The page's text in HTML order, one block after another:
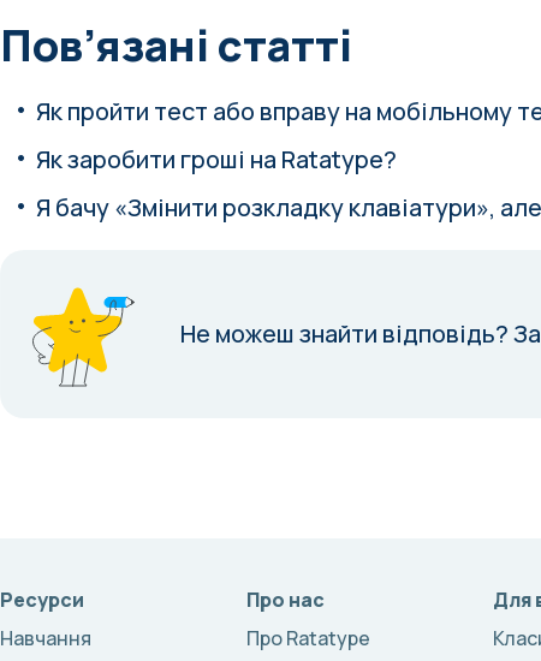
Пов’язані статті
Як пройти тест або вправу на мобільному
Як заробити гроші на Ratatype?
Я бачу «Змінити розкладку клавіатури»,
Не можеш знайти відповідь?
Ресурси
Навчання
Про нас
Про Ratatype
Для